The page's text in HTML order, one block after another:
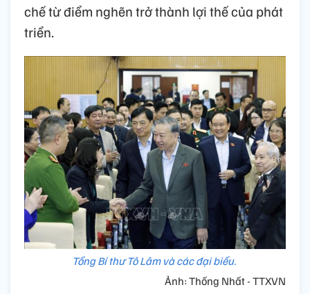
chế từ điểm nghẽn trở thành lợi thế của phát
triển.
Tổng Bí thư Tô Lâm và các đại biểu.
Ảnh: Thống Nhất - TTXVN